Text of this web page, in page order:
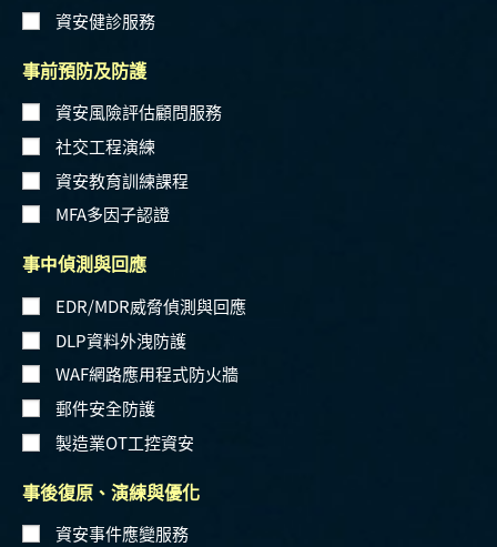
資安健診服務
事前預防及防護
資安風險評估顧問服務
社交工程演練
資安教育訓練課程
MFA多因子認證
事中偵測與回應
EDR/MDR威脅偵測與回應
DLP資料外洩防護
WAF網路應用程式防火牆
郵件安全防護
製造業OT工控資安
事後復原、演練與優化
資安事件應變服務